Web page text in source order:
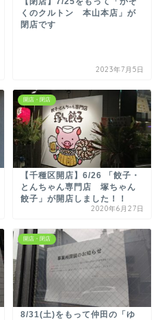
くのクルトン 本山本店」が
閉店です
2023年7月5日
開店・閉店
【千種区開店】6/26 「餃子・
とんちゃん専門店 塚ちゃん
餃子」が開店しました！！
2020年6月27日
開店・閉店
8/31(土)をもって仲田の「ゆ